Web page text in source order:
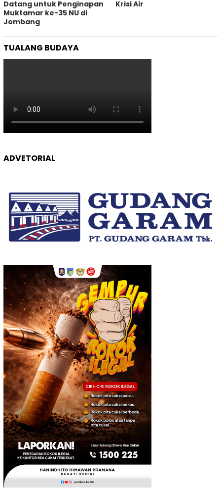
Datang untuk Penginapan
Muktamar ke-35 NU di
Jombang
Krisi Air
TUALANG BUDAYA
ADVETORIAL